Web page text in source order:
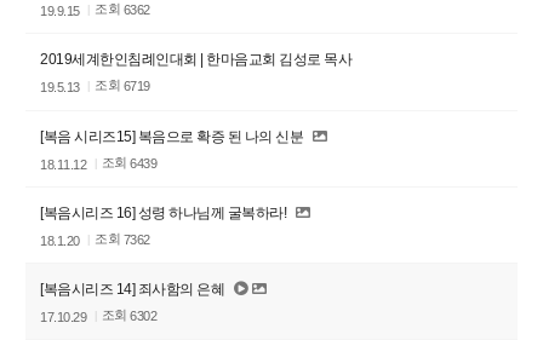
19.9.15
조회 6362
2019세계한인침례인대회 | 한마음교회 김성로 목사
19.5.13 조회 6719
[복음 시리즈15] 복음으로 확증 된 나의 신분
18.11.12 조회6439
[복음시리즈 16] 성령 하나님께 굴복하라!
18.1.20 조회 7362
[복음시리즈 14] 죄사함의 은혜
17.10.29 조회6302